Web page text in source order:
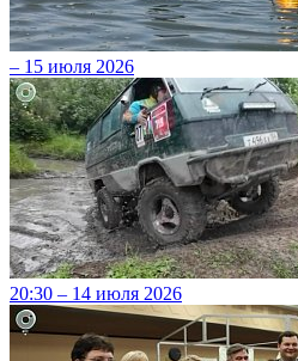
– 15 июля 2026
20:30 – 14 июля 2026